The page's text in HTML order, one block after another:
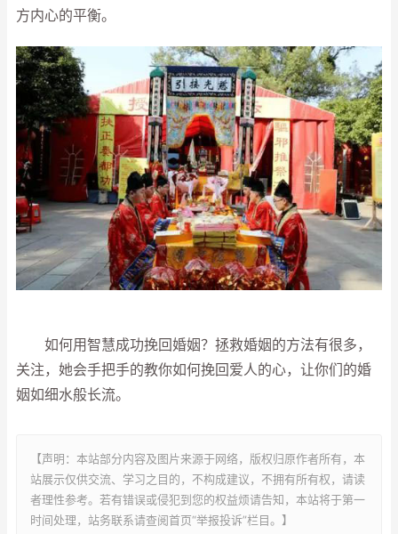
方内心的平衡。
如何用智慧成功挽回婚姻？拯救婚姻的方法有很多，
关注，她会手把手的教你如何挽回爱人的心，让你们的婚
姻如细水般长流。
【声明：本站部分内容及图片来源于网络，版权归原作者所有，本
站展示仅供交流、学习之目的，不构成建议，不拥有所有权，请读
者理性参考。若有错误或侵犯到您的权益烦请告知，本站将于第一
时间处理，站务联系请查阅首页“举报投诉”栏目。】